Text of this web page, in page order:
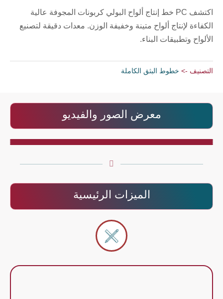
اكتشف PC خط إنتاج ألواح البولي كربونات المجوفة عالية
الكفاءة لإنتاج ألواح متينة وخفيفة الوزن. معدات دقيقة لتصنيع
الألواح وتطبيقات البناء.
التصنيف -> خطوط البثق الكاملة
معرض الصور والفيديو
الميزات الرئيسية